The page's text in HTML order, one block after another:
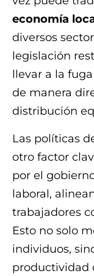
economía
diversos
legislación
llevar a la
de manera
distribución
Las políticas
otro factor
por el
laboral,
trabajadores
Esto no solo
individuos,
productividad